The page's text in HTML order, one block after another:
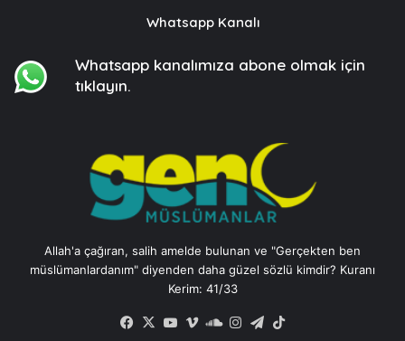
Whatsapp Kanalı
Whatsapp kanalımıza abone olmak için
tıklayın.
Allah'a çağıran, salih amelde bulunan ve "Gerçekten ben
müslümanlardanım" diyenden daha güzel sözlü kimdir? Kuranı
Kerim: 41/33
Facebook
X YouTube
VimeoSoundCloud
Instagram
Telegram